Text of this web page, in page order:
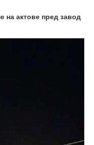
на актове пред завод